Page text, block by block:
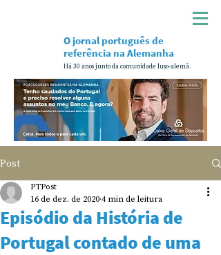
Há 30 anos junto da comunidade luso-alemã.
O jornal português de
referência na Alemanha
Post
Episódio da História de
Portugal contado de uma
PTPost
16 de dez. de 20204 min de leitura